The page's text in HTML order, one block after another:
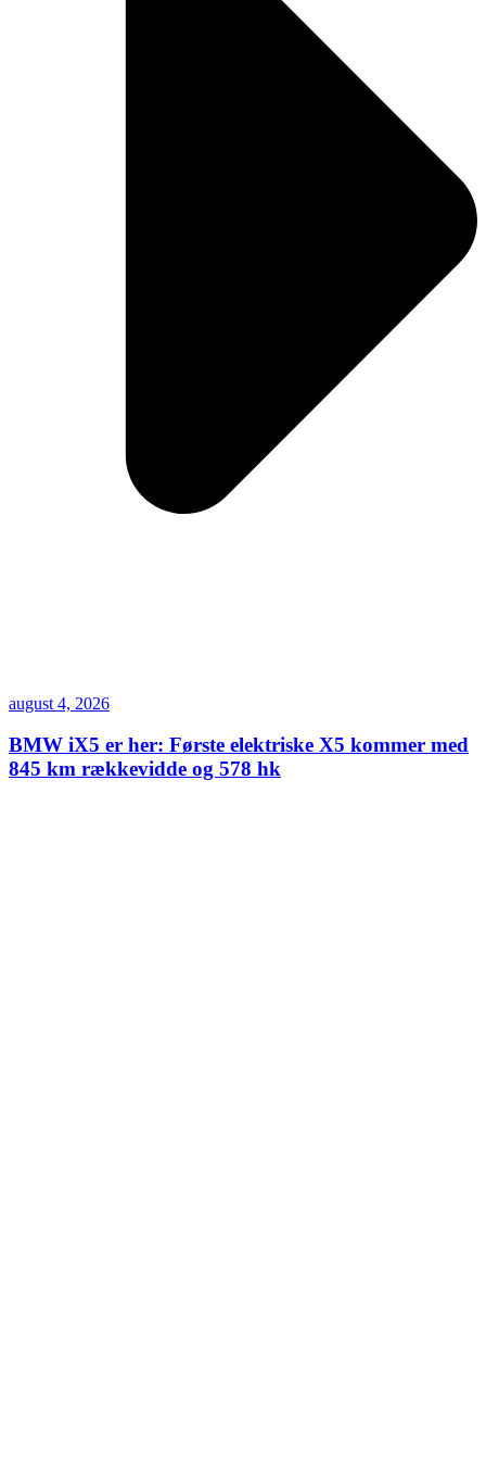
august 4, 2026
BMW iX5 er her: Første elektriske X5 kommer med
845 km rækkevidde og 578 hk